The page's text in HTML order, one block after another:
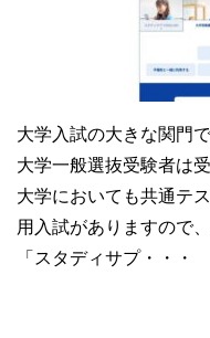
大学入試の大きな関門
大学一般選抜受験者は
大学においても共通テ
用入試がありますので
「スタディサプ・・・